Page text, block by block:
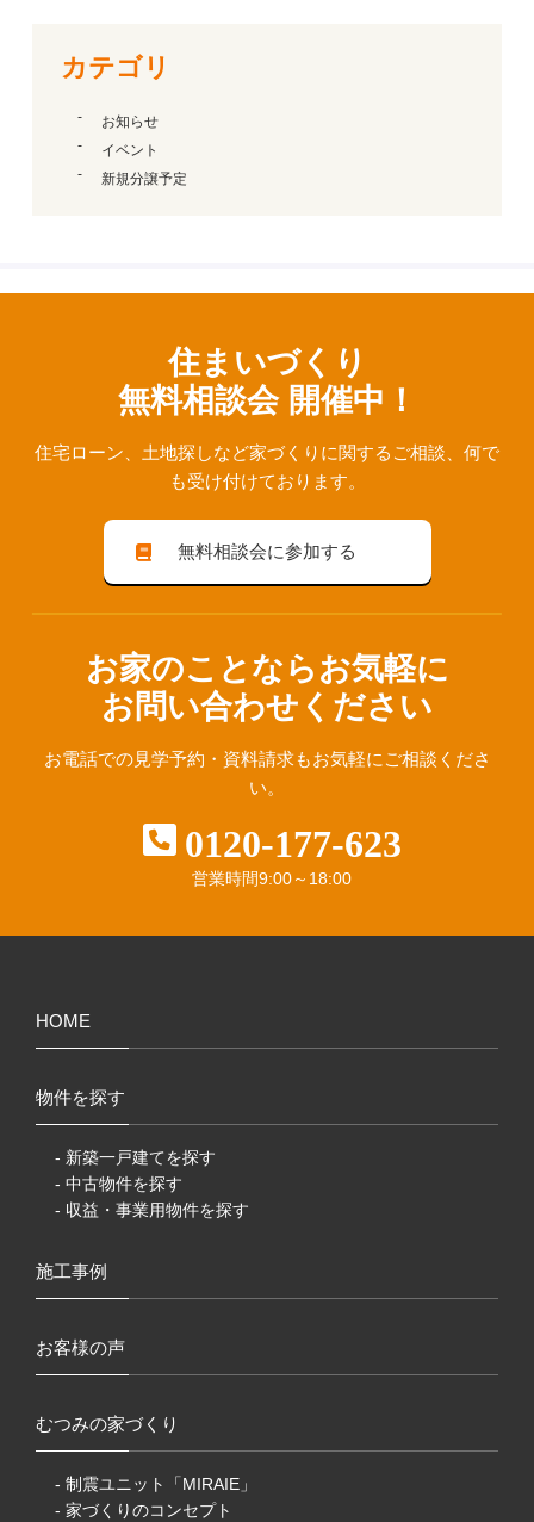
カテゴリ
お知らせ
イベント
新規分譲予定
住まいづくり
無料相談会 開催中！
住宅ローン、⼟地探しなど家づくりに関するご相談、 何で
も受け付けております。
無料相談会に参加する
お家のことならお気軽に
お問い合わせください
お電話での見学予約・資料請求もお気軽にご相談くださ
い。
0120-177-623
営業時間9:00～18:00
HOME
物件を探す
- 新築一戸建てを探す
- 中古物件を探す
- 収益・事業用物件を探す
施工事例
お客様の声
むつみの家づくり
- 制震ユニット「MIRAIE」
- 家づくりのコンセプト